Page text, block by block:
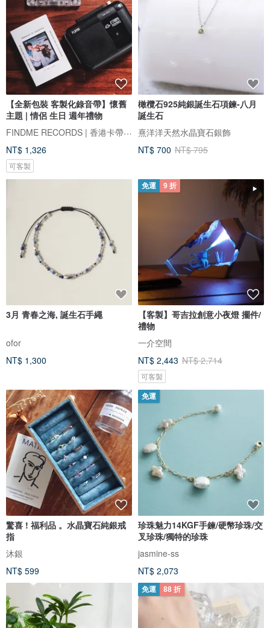
【全新包裝 客製化錄音帶】懷舊
主題 | 情侶 生日 週年禮物
FINDME RECORDS | 香港卡帶唱片生活店
NT$ 1,326
可客製
橄欖石925純銀誕生石項鍊-八月
誕生石
熹洋洋天然水晶寶石銀飾
NT$ 700 NT$ 795
3月 青春之海, 誕生石手繩
ofor
NT$ 1,300
免運 9 折
【客製】哥吉拉創意小夜燈 擺件/
禮物
一介空間
NT$ 2,443 NT$ 2,714
可客製
驚喜 ! 福利品 。水晶寶石純銀戒
指
沐銀
NT$ 599
免運
珍珠魅力14KGF手鍊/硬幣珍珠/交
叉珍珠/獨特的珍珠
jasmine-ss
NT$ 2,073
免運 88 折